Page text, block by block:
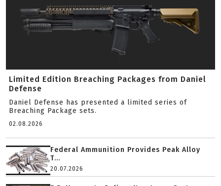
Limited Edition Breaching Packages from Daniel
Defense
Daniel Defense has presented a limited series of
Breaching Package sets.
02.08.2026
Federal Ammunition Provides Peak Alloy
T...
20.07.2026